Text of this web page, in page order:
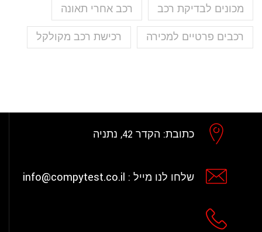
מכונים לבדיקת רכב רכב אחרי תאונה
רכבים פרטיים למכירה רכישת רכב מקולקל
כתובת: הקדר 42, נתניה
שלחו לנו מייל : info@compytest.co.il